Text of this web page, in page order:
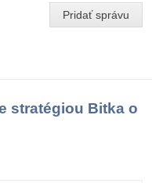
Pridať správu
stratégiou Bitka o